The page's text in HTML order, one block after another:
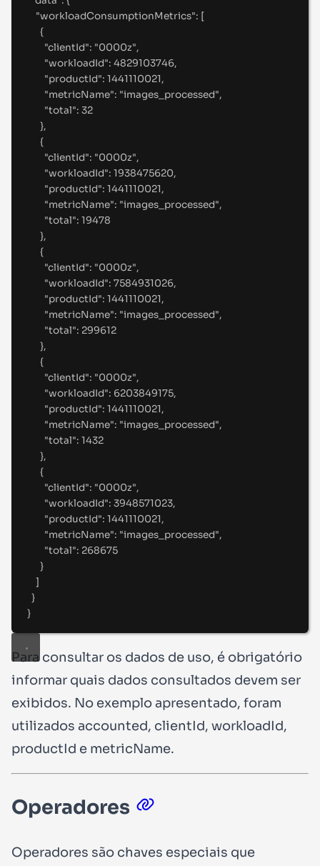
"workloadConsumptionMetrics": [
{
"clientId": "0000z",
"workloadId": 4829103746,
"productId": 1441110021,
"metricName": "images_processed",
"total": 32
},
{
"clientId": "0000z",
"workloadId": 1938475620,
"productId": 1441110021,
"metricName": "images_processed",
"total": 19478
},
{
"clientId": "0000z",
"workloadId": 7584931026,
"productId": 1441110021,
"metricName": "images_processed",
"total": 299612
},
{
"clientId": "0000z",
"workloadId": 6203849175,
"productId": 1441110021,
"metricName": "images_processed",
"total": 1432
},
{
"clientId": "0000z",
"workloadId": 3948571023,
"productId": 1441110021,
"metricName": "images_processed",
"total": 268675
}
]
}
}
Para consultar os dados de uso, é obrigatório
informar quais dados consultados devem ser
exibidos. No exemplo apresentado, foram
utilizados accounted, clientId, workloadId,
productId e metricName.
Operadores
Operadores são chaves especiais que